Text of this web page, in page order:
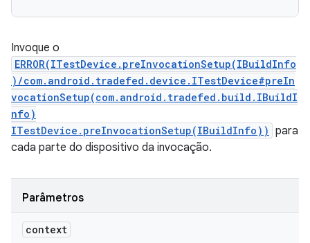
Invoque o
ERROR(ITestDevice.preInvocationSetup(IBuildInfo
)/com.android.tradefed.device.ITestDevice#preIn
vocationSetup(com.android.tradefed.build.IBuildI
nfo)
ITestDevice.preInvocationSetup(IBuildInfo)) para
cada parte do dispositivo da invocação.
Parâmetros
context